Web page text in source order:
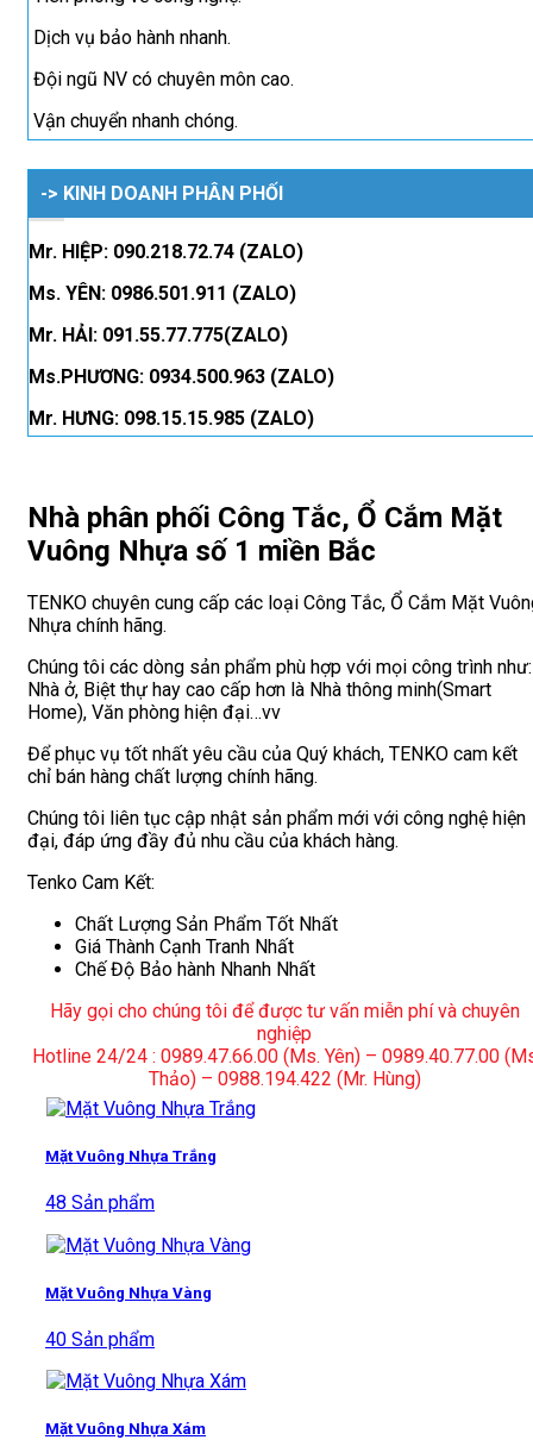
Dịch vụ bảo hành nhanh.
Đội ngũ NV có chuyên môn cao.
Vận chuyển nhanh chóng.
-> KINH DOANH PHÂN PHỐI
Mr. HIỆP: 090.218.72.74 (ZALO)
Ms. YÊN: 0986.501.911 (ZALO)
Mr. HẢI: 091.55.77.775(ZALO)
Ms.PHƯƠNG: 0934.500.963 (ZALO)
Mr. HƯNG: 098.15.15.985 (ZALO)
Nhà phân phối Công Tắc, Ổ Cắm Mặt
Vuông Nhựa số 1 miền Bắc
TENKO chuyên cung cấp các loại Công Tắc, Ổ Cắm Mặt
Nhựa chính hãng.
Chúng tôi các dòng sản phẩm phù hợp với mọi công trình như:
Nhà ở, Biệt thự hay cao cấp hơn là Nhà thông minh(Smart
Home), Văn phòng hiện đại…vv
Để phục vụ tốt nhất yêu cầu của Quý khách, TENKO cam kết
chỉ bán hàng chất lượng chính hãng.
Chúng tôi liên tục cập nhật sản phẩm mới với công nghệ hiện
đại, đáp ứng đầy đủ nhu cầu của khách hàng.
Tenko Cam Kết:
Chất Lượng Sản Phẩm Tốt Nhất
Giá Thành Cạnh Tranh Nhất
Chế Độ Bảo hành Nhanh Nhất
Hãy gọi cho chúng tôi để được tư vấn miễn phí và chuyên
nghiệp
Hotline 24/24 : 0989.47.66.00 (Ms. Yên) – 0989.40.77.00
Thảo) – 0988.194.422 (Mr. Hùng)
Mặt Vuông Nhựa Trắng
48 Sản phẩm
Mặt Vuông Nhựa Vàng
40 Sản phẩm
Mặt Vuông Nhựa Xám